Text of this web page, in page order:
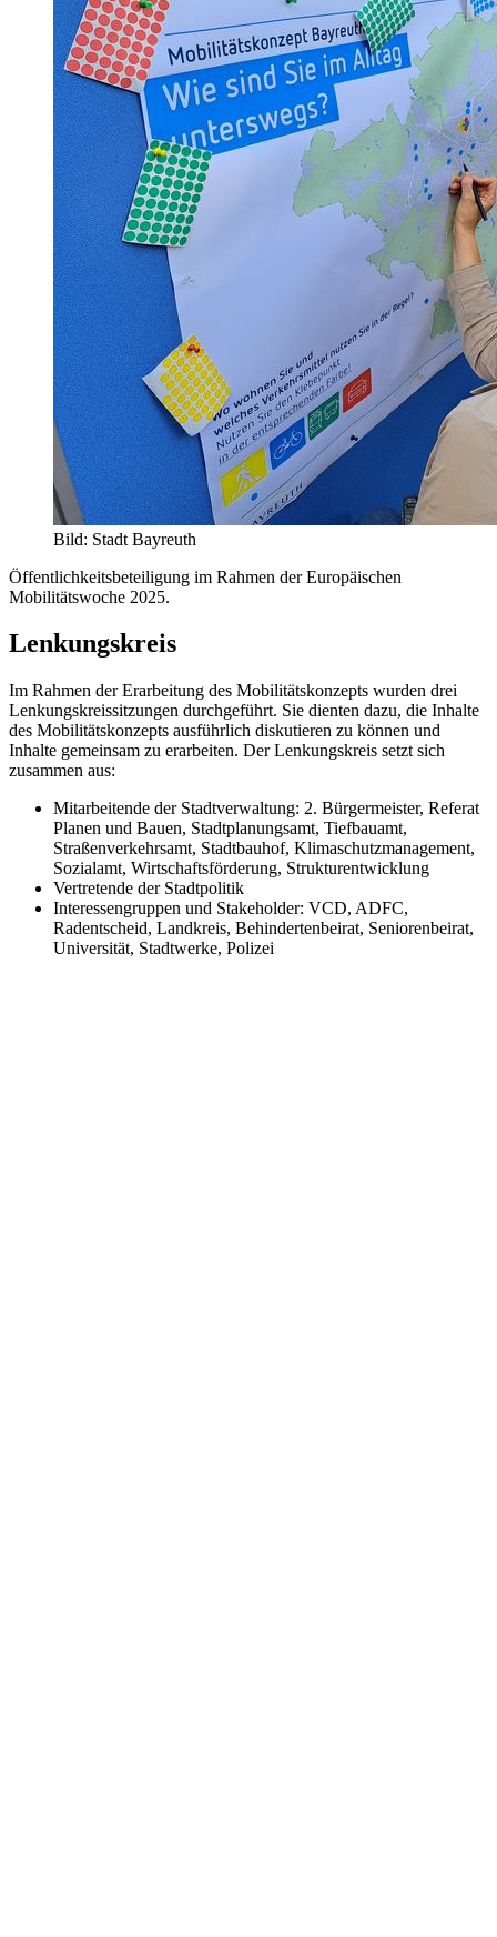
Bild: Stadt Bayreuth
Öffentlichkeitsbeteiligung im Rahmen der Europäischen
Mobilitätswoche 2025.
Lenkungskreis
Im Rahmen der Erarbeitung des Mobilitätskonzepts wurden drei
Lenkungskreissitzungen durchgeführt. Sie dienten dazu, die Inhalte
des Mobilitätskonzepts ausführlich diskutieren zu können und
Inhalte gemeinsam zu erarbeiten. Der Lenkungskreis setzt sich
zusammen aus:
Mitarbeitende der Stadtverwaltung: 2. Bürgermeister, Referat
Planen und Bauen, Stadtplanungsamt, Tiefbauamt,
Straßenverkehrsamt, Stadtbauhof, Klimaschutzmanagement,
Sozialamt, Wirtschaftsförderung, Strukturentwicklung
Vertretende der Stadtpolitik
Interessengruppen und Stakeholder: VCD, ADFC,
Radentscheid, Landkreis, Behindertenbeirat, Seniorenbeirat,
Universität, Stadtwerke, Polizei